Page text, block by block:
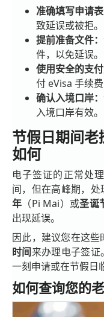
准确填写申请表
致延误或被拒。
提前准备文件：
件，以免延误。
使用安全的支付
付 eVisa 手续
确认入境口岸：
入境口岸有效。
节假日期间
如何
电子签证的正常处
间，但在高峰期，
年 （Pi Mai）或圣诞
出现延误。
因此，建议您在这些
时间来办理电子签
一刻申请或在节假日
如何查询您的